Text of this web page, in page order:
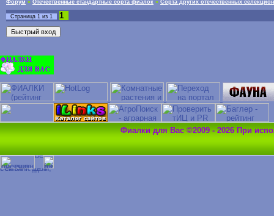
Форум » Отечественные стандартные сорта фиалок » Сорта других отечественных
Страница 1 из 1 1
Фиалки для Вас ©2009 - 2026 При